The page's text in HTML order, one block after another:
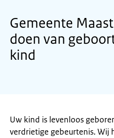
Gemeente
doen van
kind
Uw kind is levenloos
verdrietige gebeurtenis. Wij